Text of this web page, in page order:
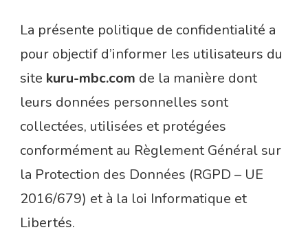
La présente politique de confidentialité a
pour objectif d’informer les utilisateurs du
site kuru-mbc.com de la manière dont
leurs données personnelles sont
collectées, utilisées et protégées
conformément au Règlement Général sur
la Protection des Données (RGPD – UE
2016/679) et à la loi Informatique et
Libertés.